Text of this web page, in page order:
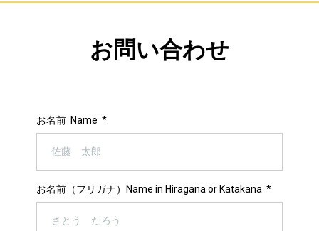
お問い合わせ
お名前 Name *
お名前（フリガナ）Name in Hiragana or Katakana *